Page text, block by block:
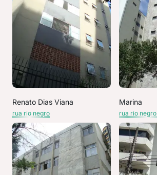
Renato Dias Viana
rua rio negro
Marina
rua rio negro